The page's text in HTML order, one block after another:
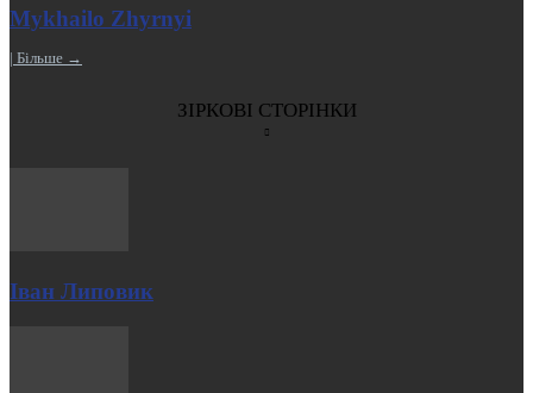
Mykhailo Zhyrnyi
| Більше →
ЗІРКОВІ СТОРІНКИ
Іван Липовик